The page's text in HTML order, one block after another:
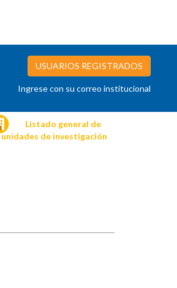
USUARIOS REGISTRADOS
Ingrese con su correo institucional
Listado general de
unidades de investigación